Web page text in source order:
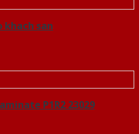
khach san
P1R2 23029